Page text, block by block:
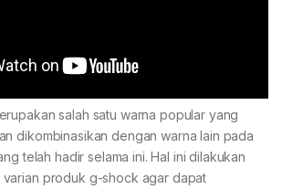
salah satu warna popular yang
dikombinasikan dengan warna lain pada
telah hadir selama ini. Hal ini dilakukan
varian produk g-shock agar dapat